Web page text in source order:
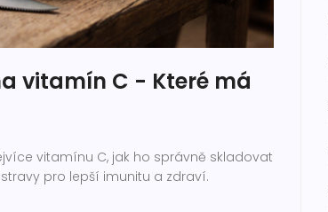
vitamín C - Které má
vitamínu C, jak ho správně skladovat
pro lepší imunitu a zdraví.